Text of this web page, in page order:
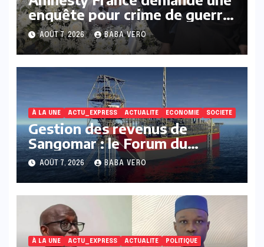
enquête pour crime de guerre
après une frappe israélienne
ayant tué une journaliste au
Liban
AOÛT 7, 2026 BABA VERO
À LA UNE ACTU_EXPRESS ACTUALITE ECONOMIE SOCIETE
Gestion des revenus de
Sangomar : le Forum du
Justiciable saisit le Parquet
financier
AOÛT 7, 2026 BABA VERO
À LA UNE ACTU_EXPRESS ACTUALITE POLITIQUE